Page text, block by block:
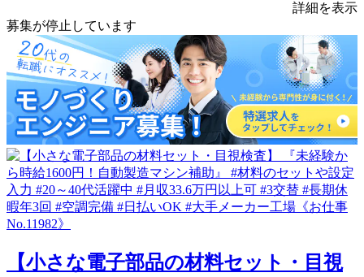
詳細を表示
募集が停止しています
【小さな電子部品の材料セット・目視